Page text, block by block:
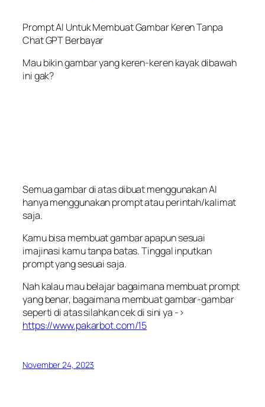
Prompt AI Untuk Membuat Gambar Keren Tanpa
Chat GPT Berbayar
Mau bikin gambar yang keren-keren kayak dibawah
ini gak?
Semua gambar di atas dibuat menggunakan AI
hanya menggunakan prompt atau perintah/kalimat
saja.
Kamu bisa membuat gambar apapun sesuai
imajinasi kamu tanpa batas. Tinggal inputkan
prompt yang sesuai saja.
Nah kalau mau belajar bagaimana membuat prompt
yang benar, bagaimana membuat gambar-gambar
seperti di atas silahkan cek di sini ya ->
https://www.pakarbot.com/15
November 24, 2023